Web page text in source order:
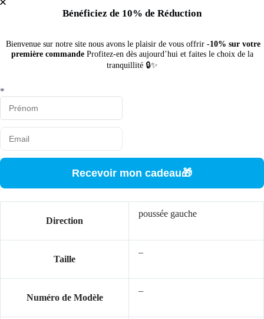
Bénéficiez de 10% de Réduction
Bienvenue sur notre site nous avons le plaisir de vous offrir -10% sur votre
première commandeProfitez-en dès aujourd’hui et faites le choix de la
tranquillité 🔒✨
*
Recevoir mon cadeau🎁
Direction
poussée gauche
Taille
–
Numéro de Modèle
–